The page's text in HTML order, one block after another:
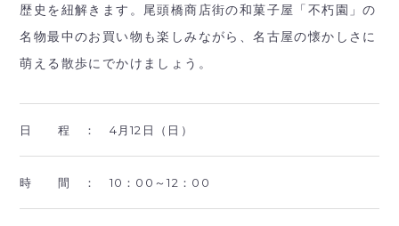
歴史を紐解きます。尾頭橋商店街の和菓子屋「不朽園」の
名物最中のお買い物も楽しみながら、名古屋の懐かしさに
萌える散歩にでかけましょう。
日 程 ： 4月12日（日）
時 間 ： 10：00～12：00